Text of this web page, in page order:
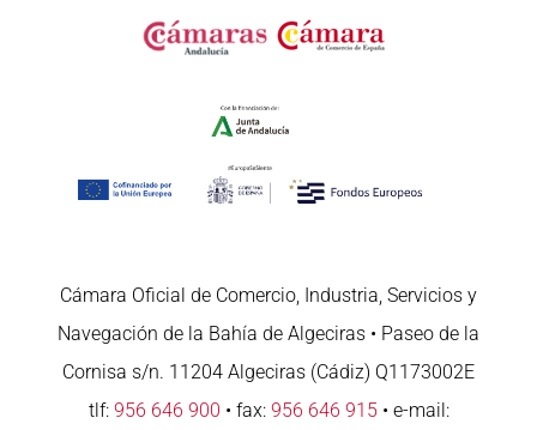
Cámara Oficial de Comercio, Industria, Servicios y
Navegación de la Bahía de Algeciras • Paseo de la
Cornisa s/n. 11204 Algeciras (Cádiz) Q1173002E
tlf: 956 646 900 • fax: 956 646 915• e-mail: